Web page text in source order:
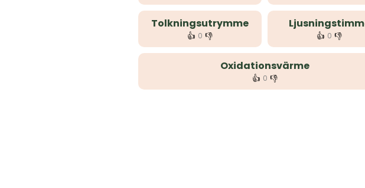
Tolkningsutrymme
👍 0 👎 👍 0 👎
Oxidationsvärme
👍 0 👎